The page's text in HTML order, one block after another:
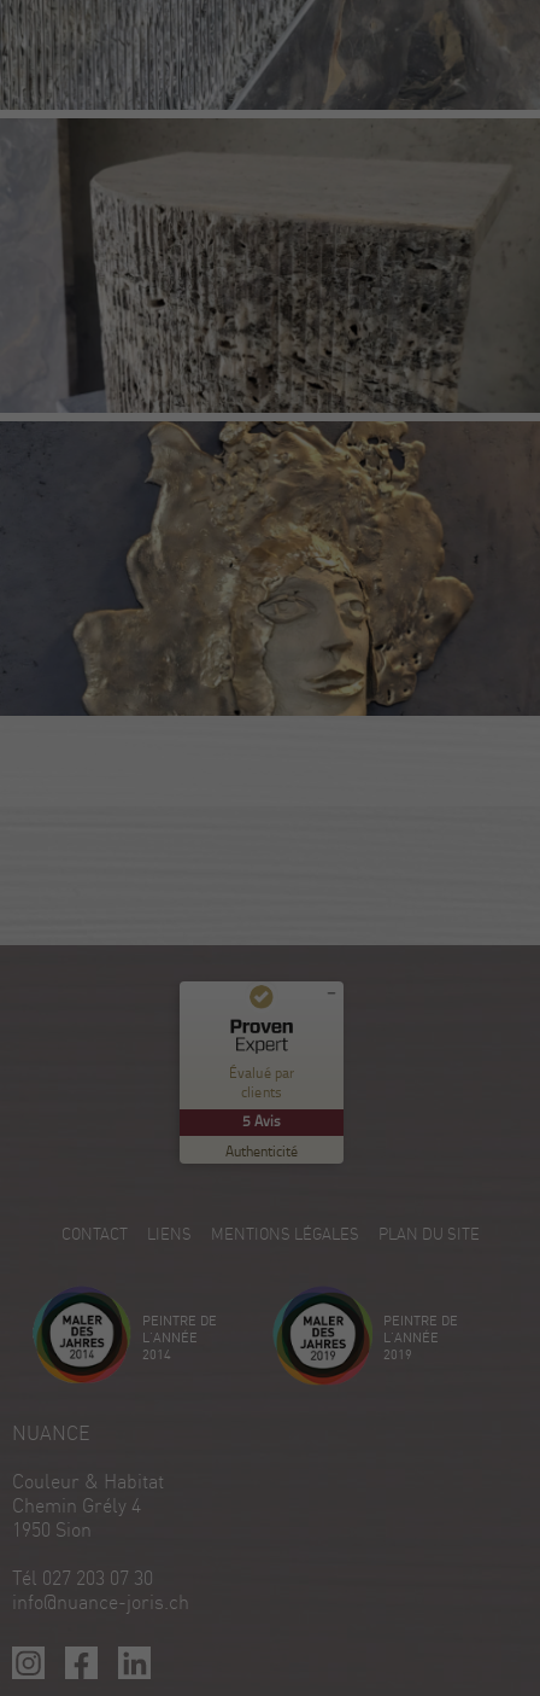
Évalué par
clients
5Avis
Authenticité
Commentaires et expériences des clients pour
Nuance Sion
100
%
Recommandé sur
ProvenExpert.com
EXCELLENT
5.00
/
5
Créez votre propre sceau maintenant
18/12/2025
Voir le profil
CONTACT LIENS MENTIONS LÉGALES PLAN DU SITE
PEINTRE DE
L'ANNÉE
2014
PEINTRE DE
L'ANNÉE
2019
NUANCE
Couleur & Habitat
Chemin Grély 4
1950 Sion
Tél 027 203 07 30
info@nuance-joris.ch